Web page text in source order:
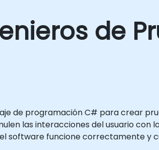
de
de programación C# para crear
las interacciones del usuario con
software funcione correctamente y